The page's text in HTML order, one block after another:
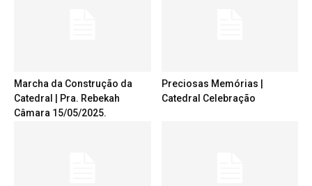
Marcha da Construção da
Catedral | Pra. Rebekah
Câmara 15/05/2025.
Preciosas Memórias |
Catedral Celebração